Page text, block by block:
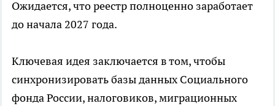
Ожидается, что реестр полноценно заработает
до начала 2027 года.
Ключевая идея заключается в том, чтобы
синхронизировать базы данных Социального
фонда России, налоговиков, миграционных